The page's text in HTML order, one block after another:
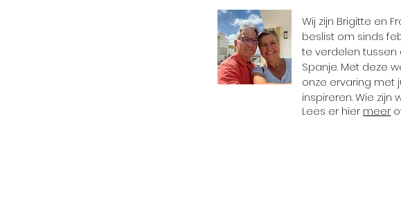
Wij zijn Brigitte en
beslist om sinds
te verdelen tussen
Spanje. Met deze
onze ervaring met
inspireren. Wie zijn
Lees er hier meer